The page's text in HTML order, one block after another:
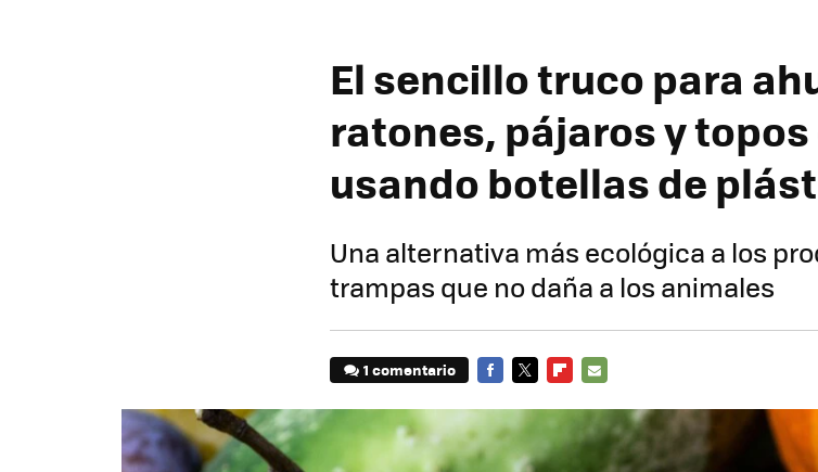
El sencillo truco para
ratones, pájaros y
usando botellas de
Una alternativa más ecológica a los
trampas que no daña a los animales
1 comentario
MAIL